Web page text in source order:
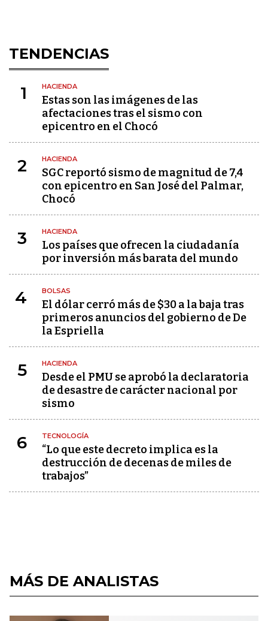
TENDENCIAS
1 HACIENDA
Estas son las imágenes de las
afectaciones tras el sismo con
epicentro en el Chocó
2 HACIENDA
SGC reportó sismo de magnitud de 7,4
con epicentro en San José del Palmar,
Chocó
3 HACIENDA
Los países que ofrecen la ciudadanía
por inversión más barata del mundo
4 BOLSAS
El dólar cerró más de $30 a la baja tras
primeros anuncios del gobierno de De
la Espriella
5 HACIENDA
Desde el PMU se aprobó la declaratoria
de desastre de carácter nacional por
sismo
6 TECNOLOGÍA
“Lo que este decreto implica es la
destrucción de decenas de miles de
trabajos”
MÁS DE ANALISTAS